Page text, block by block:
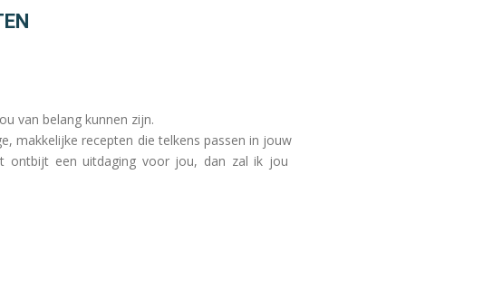
van belang kunnen zijn.
makkelijke recepten die telkens passen in jouw
ontbijt een uitdaging voor jou, dan zal ik jou